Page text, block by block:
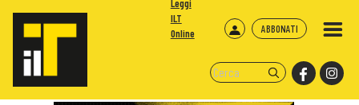
ABBONATI
Leggi
ILT
Online